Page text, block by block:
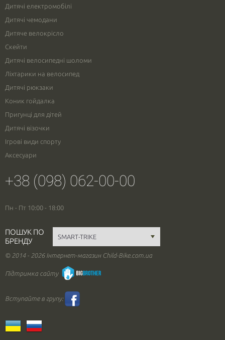
Дитячі електромобілі
Дитячі чемодани
Дитяче велокрісло
Скейти
Дитячі велосипедні шоломи
Ліхтарики на велосипед
Дитячі рюкзаки
Коник гойдалка
Пригунці для дітей
Дитячі візочки
Ігрові види спорту
Аксесуари
+38 (098) 062-00-00
Пн - Пт 10:00 - 18:00
ПОШУК ПО
БРЕНДУ
© 2014 - 2026 Інтернет-магазин Child-Bike.com.ua
Підтримка сайту
Вступайте в групу: